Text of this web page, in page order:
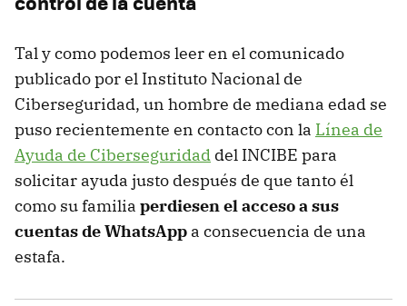
Tal y como podemos leer en el comunicado
publicado por el Instituto Nacional de
Ciberseguridad, un hombre de mediana edad se
puso recientemente en contacto con la Línea de
Ayuda de Ciberseguridad del INCIBE para
solicitar ayuda justo después de que tanto él
como su familia perdiesen el acceso a sus
cuentas de WhatsApp a consecuencia de una
estafa.